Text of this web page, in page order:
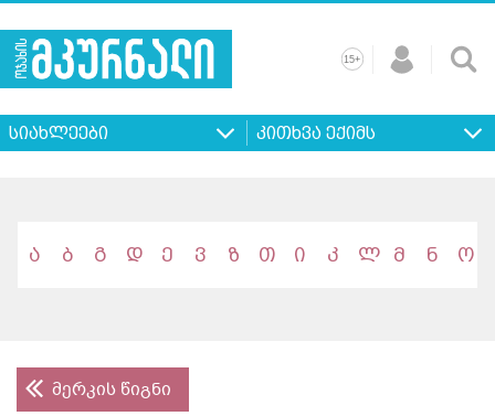
შესახებ ხშირად
კითხვები
15+
სიახლეები კითხვა ექიმს
ა ბ გ დ ე ვ ზ თ ი კ ლ მ ნ ო
მერკის წიგნი